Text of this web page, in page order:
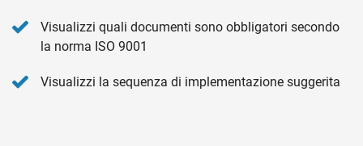
Visualizzi quali documenti sono obbligatori secondo
la norma ISO 9001
Visualizzi la sequenza di implementazione suggerita